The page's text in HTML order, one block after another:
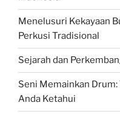
Menelusuri Kekayaan
Perkusi Tradisional
Sejarah dan
Seni Memainkan
Anda Ketahui